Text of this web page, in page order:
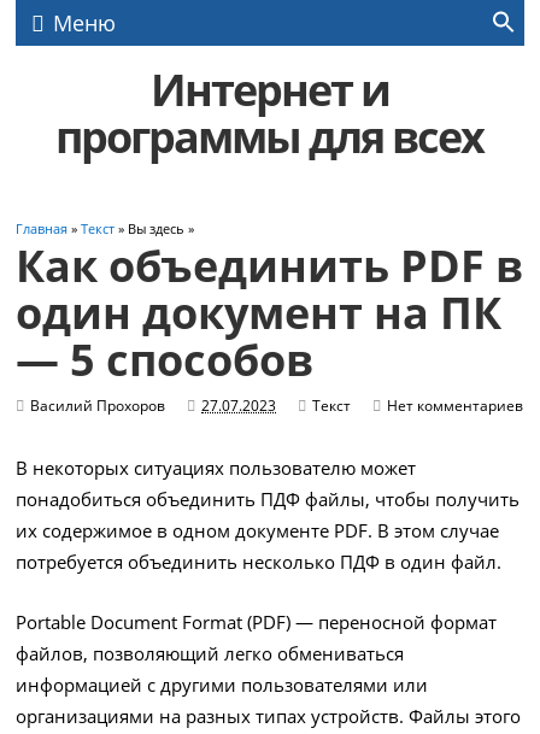
Меню
Интернет и
программы для всех
Главная »Текст » Вы здесь »
Как объединить PDF в
один документ на ПК
— 5 способов
Василий Прохоров 27.07.2023 Текст Нет комментариев
В некоторых ситуациях пользователю может
понадобиться объединить ПДФ файлы, чтобы получить
их содержимое в одном документе PDF. В этом случае
потребуется объединить несколько ПДФ в один файл.
Portable Document Format (PDF) — переносной формат
файлов, позволяющий легко обмениваться
информацией с другими пользователями или
организациями на разных типах устройств. Файлы этого